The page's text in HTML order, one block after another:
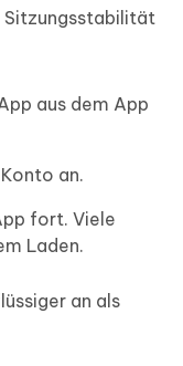
Sitzungsstabilität
aus dem App
an.
fort. Viele
Laden.
an als